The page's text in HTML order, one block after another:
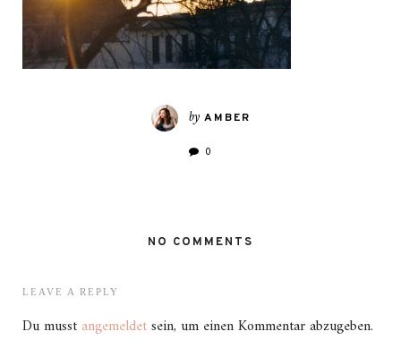
by AMBER
0
NO COMMENTS
LEAVE A REPLY
Du musst angemeldetsein, um einen Kommentar abzugeben.